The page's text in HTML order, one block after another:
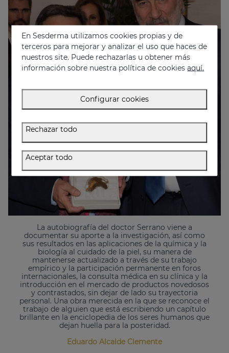
La autobiografía del doctor Serrano viene a
documentar su aporte a la investigación, así como
sus resultados en las aplicaciones de la química y la
biología al cuidado de la piel, su manera de
mantenerse actualizado a través de su trabajo
empírico y la participación permanente en foros
internacionales, la consulta médica en su clínica y la
introducción en el mercado de productos novedosos
y contrastados, sin dejar de lado su trayectoria
personal. Una obra merecida en la que se reconoce el
trabajo de alguien que está escribiendo un capítulo
brillante en la enciclopedia de los seres humanos que
dejan huella para la posteridad.
Eduardo Alcalde Clemente
En Sesderma utilizamos cookies propias y de
terceros para mejorar y analizar el uso que haces de
nuestros site. Puede rechazarlas u obtener más
información sobre nuestra política de cookiesaquí.
Configurar cookies
Rechazar todo
Aceptar todo